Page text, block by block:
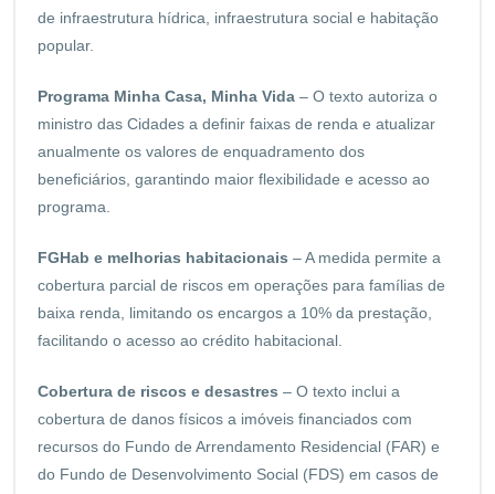
de infraestrutura hídrica, infraestrutura social e habitação
popular.
Programa Minha Casa, Minha Vida – O texto autoriza o
ministro das Cidades a definir faixas de renda e atualizar
anualmente os valores de enquadramento dos
beneficiários, garantindo maior flexibilidade e acesso ao
programa.
FGHab e melhorias habitacionais – A medida permite a
cobertura parcial de riscos em operações para famílias de
baixa renda, limitando os encargos a 10% da prestação,
facilitando o acesso ao crédito habitacional.
Cobertura de riscos e desastres – O texto inclui a
cobertura de danos físicos a imóveis financiados com
recursos do Fundo de Arrendamento Residencial (FAR) e
do Fundo de Desenvolvimento Social (FDS) em casos de